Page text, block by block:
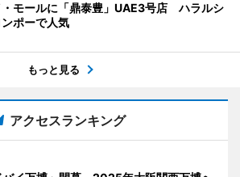
・モールに「鼎泰豊」UAE3号店 ハラルシ
ンポーで人気
もっと見る
アクセスランキング